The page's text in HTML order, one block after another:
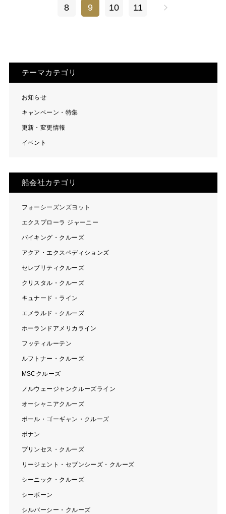
8 9 10 11
テーマカテゴリ
お知らせ
キャンペーン・特集
更新・変更情報
イベント
船会社カテゴリ
フォーシーズンズヨット
エクスプローラ ジャーニー
バイキング・クルーズ
アクア・エクスペディションズ
セレブリティクルーズ
クリスタル・クルーズ
キュナード・ライン
エメラルド・クルーズ
ホーランドアメリカライン
フッティルーテン
ルフトナー・クルーズ
MSCクルーズ
ノルウェージャンクルーズライン
オーシャニアクルーズ
ポール・ゴーギャン・クルーズ
ポナン
プリンセス・クルーズ
リージェント・セブンシーズ・クルーズ
シーニック・クルーズ
シーボーン
シルバーシー・クルーズ